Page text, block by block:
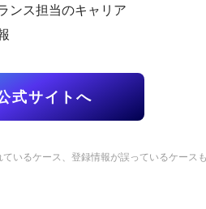
ンス担当のキャリア
式サイトへ
いるケース、登録情報が誤っているケース